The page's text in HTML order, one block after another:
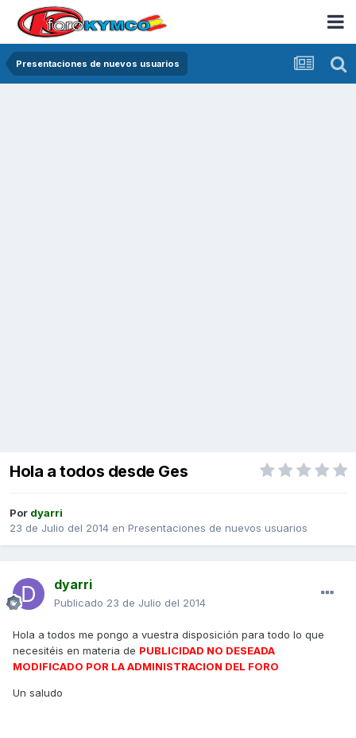
Presentaciones de nuevos usuarios
Hola a todos desde Ges
Por dyarri
23 de Julio del 2014 en Presentaciones de nuevos usuarios
dyarri
Publicado 23 de Julio del 2014
Hola a todos me pongo a vuestra disposición para todo lo que
necesitéis en materia de PUBLICIDAD NO DESEADA
MODIFICADO POR LA ADMINISTRACION DEL FORO
Un saludo